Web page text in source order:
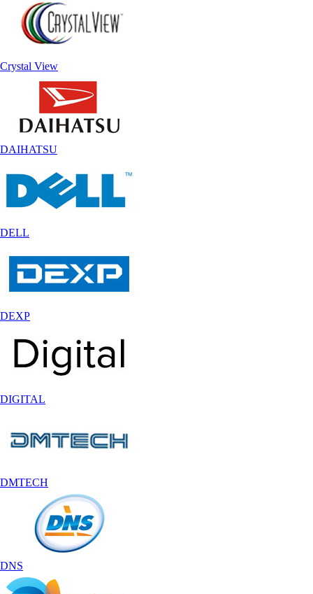
Crystal View
DAIHATSU
DELL
DEXP
DIGITAL
DMTECH
DNS